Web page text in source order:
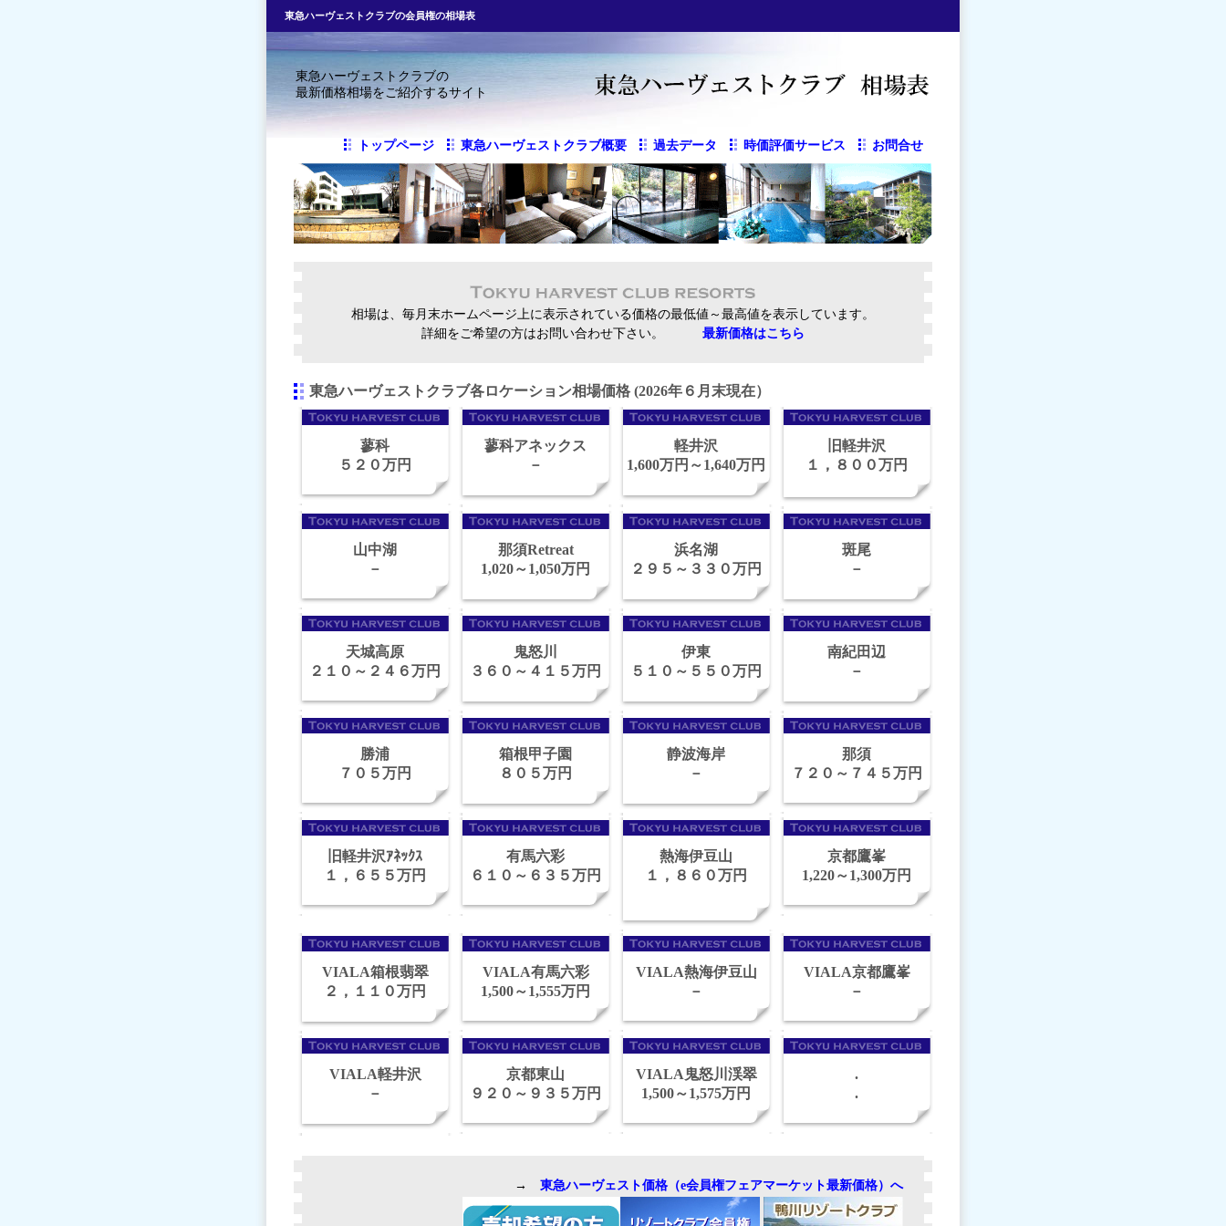
東急ハーヴェストクラブの会員権の相場表
東急ハーヴェストクラブの
最新価格相場をご紹介するサイト
トップページ 東急ハーヴェストクラブ概要 過去データ 時価評価サービス お問合せ
相場は、毎月末ホームページ上に表示されている価格の最低値～最高値を表示しています。
詳細をご希望の方はお問い合わせ下さい。 最新価格はこちら
東急ハーヴェストクラブ各ロケーション相場価格 (2026年６月末現在）
蓼科
５２０万円
蓼科アネックス
－
軽井沢
1,600万円～1,640万円
旧軽井沢
１，８００万円
山中湖
－
那須Retreat
1,020～1,050万円
浜名湖
２９５～３３０万円
斑尾
－
天城高原
２１０～２４６万円
鬼怒川
３６０～４１５万円
伊東
５１０～５５０万円
南紀田辺
－
勝浦
７０５万円
箱根甲子園
８０５万円
静波海岸
－
那須
７２０～７４５万円
旧軽井沢ｱﾈｯｸｽ
１，６５５万円
有馬六彩
６１０～６３５万円
熱海伊豆山
１，８６０万円
京都鷹峯
1,220～1,300万円
VIALA箱根翡翠
２，１１０万円
VIALA有馬六彩
1,500～1,555万円
VIALA熱海伊豆山
－
VIALA京都鷹峯
－
VIALA軽井沢
－
京都東山
９２０～９３５万円
VIALA鬼怒川渓翠
1,500～1,575万円
.
.
→ 東急ハーヴェスト価格（e会員権フェアマーケット最新価格）へ